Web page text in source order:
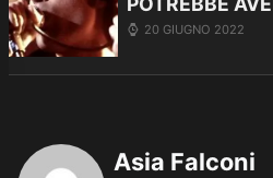
20 GIUGNO 2022
Asia Falconi